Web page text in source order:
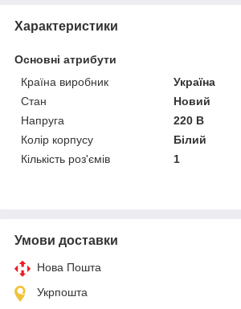
Характеристики
Основні атрибути
Країна виробник
Україна
Стан
Новий
Напруга
220 В
Колір корпусу
Білий
Кількість роз'ємів
1
Умови доставки
Нова Пошта
Укрпошта